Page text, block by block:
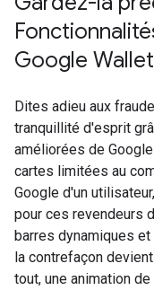
Google
Dites adieu aux
tranquillité d'esprit
améliorées de
cartes limitées au
Google d'un
pour ces revendeurs
barres dynamiques
la contrefaçon
tout, une animation